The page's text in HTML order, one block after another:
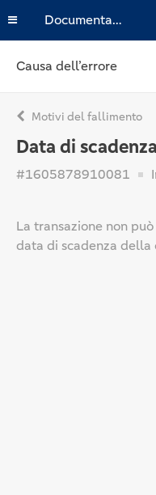
Documentazione
Causa dell’errore
Motivi del fallimento
Data di
#1605878910081
La transazione non
data di scadenza della